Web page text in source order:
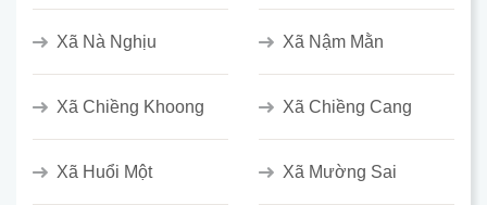
Xã Nà Nghịu Xã Nậm Mằn
Xã Chiềng Khoong Xã Chiềng Cang
Xã Huổi Một Xã Mường Sai